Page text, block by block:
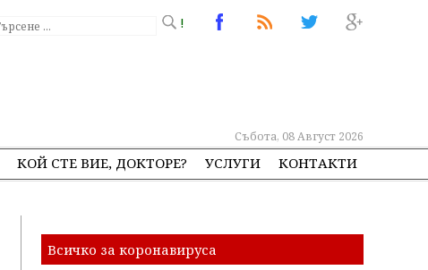
!
Събота, 08 Август 2026
КОЙ СТЕ ВИЕ, ДОКТОРЕ? УСЛУГИ КОНТАКТИ
Всичко за коронавируса